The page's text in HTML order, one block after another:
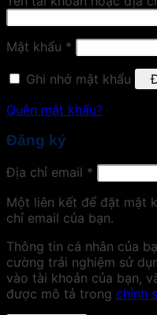
Mật khẩu *
Ghi nhớ mật khẩu
Quên mật khẩu?
Đăng ký
Địa chỉ email *
Một liên kết để đặt mật
chỉ email của bạn.
Thông tin cá nhân của
cường trải nghiệm sử
vào tài khoản của bạn,
được mô tả trong chính